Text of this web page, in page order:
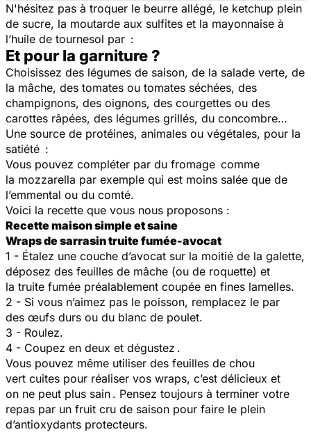
N'hésitez pas à troquer le beurre allégé, le ketchup plein
de sucre, la moutarde aux sulfites et la mayonnaise à
l’huile de tournesol par :
Et pour la garniture ?
Choisissez des légumes de saison, de la salade verte, de
la mâche, des tomates ou tomates séchées, des
champignons, des oignons, des courgettes ou des
carottes râpées, des légumes grillés, du concombre…
Une source de protéines, animales ou végétales, pour la
satiété :
Vous pouvez compléter par du fromage comme
la mozzarella par exemple qui est moins salée que de
l’emmental ou du comté.
Voici la recette que vous nous proposons :
Recette maison simple et saine
Wraps de sarrasin truite fumée-avocat
1 - Étalez une couche d’avocat sur la moitié de la galette,
déposez des feuilles de mâche (ou de roquette) et
la truite fumée préalablement coupée en fines lamelles.
2 - Si vous n’aimez pas le poisson, remplacez le par
des œufs durs ou du blanc de poulet.
3 - Roulez.
4 - Coupez en deux et dégustez .
Vous pouvez même utiliser des feuilles de chou
vert cuites pour réaliser vos wraps, c’est délicieux et
on ne peut plus sain . Pensez toujours à terminer votre
repas par un fruit cru de saison pour faire le plein
d’antioxydants protecteurs.